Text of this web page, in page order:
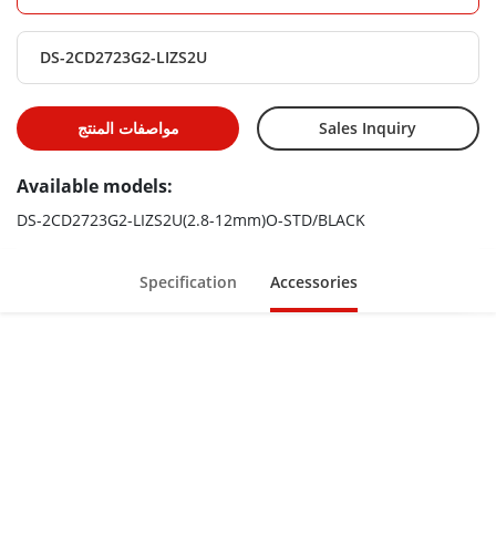
WDR technology
Efficient H.265+ compression technology
Water and dust resistant (IP67) and vandal-resistant (IK10)
DS-2CD2723G2-LIZS2U
مواصفات المنتج Sales Inquiry
Available models:
DS-2CD2723G2-LIZS2U(2.8-12mm)O-STD/BLACK
Specification Accessories